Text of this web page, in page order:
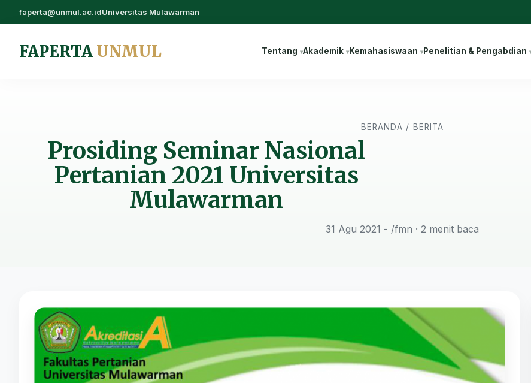
faperta@unmul.ac.idUniversitas Mulawarman
FAPERTA UNMUL Tentang Akademik Kemahasiswaan Penelitian & Pengabdian
BERANDA / BERITA
Prosiding Seminar Nasional
Pertanian 2021 Universitas
Mulawarman
31 Agu 2021 - /fmn · 2 menit baca